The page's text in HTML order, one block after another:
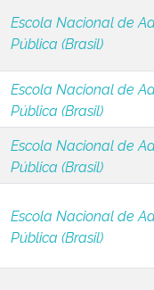
Escola Nacional de
Pública (Brasil)
Escola Nacional de
Pública (Brasil)
Escola Nacional de
Pública (Brasil)
Escola Nacional de
Pública (Brasil)